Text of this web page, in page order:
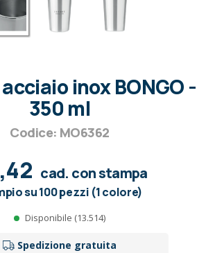
inox BONGO -
350 ml
Codice: MO6362
cad. con stampa
su 100 pezzi (1 colore)
Disponibile (13.514)
Spedizione gratuita